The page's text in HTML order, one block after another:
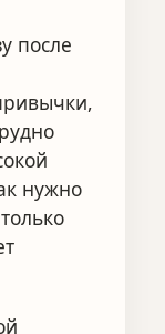
после
нужно